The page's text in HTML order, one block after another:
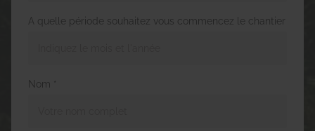
A quelle période souhaitez vous commencez le chantier
Nom *